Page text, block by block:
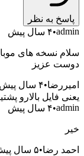
به نظر
۴ سال پیش
نسخه های موبایل
عزیز
۴ سال پیش
فایل بالارو پشتیبانی
۴ سال پیش
رضا ۵ سال پیش